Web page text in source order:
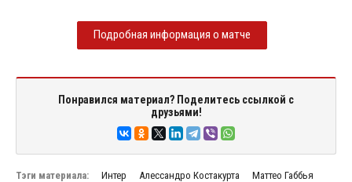
Подробная информация о матче
Понравился материал? Поделитесь ссылкой с
друзьями!
Тэги материала: Интер Алессандро Костакурта
Маттео Габбья